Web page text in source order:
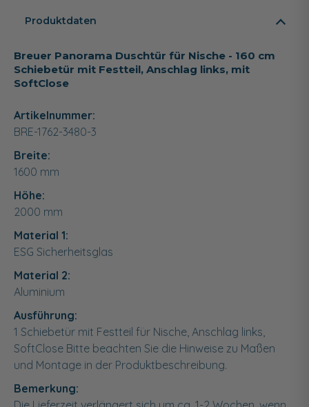
Produktdaten
Breuer Panorama Duschtür für Nische - 160 cm
Schiebetür mit Festteil, Anschlag links, mit
SoftClose
Artikelnummer:
BRE-1762-3480-3
Breite:
1600 mm
Höhe:
2000 mm
Material 1:
ESG Sicherheitsglas
Material 2:
Aluminium
Ausführung:
1 Schiebetür mit Festteil für Nische, Anschlag links,
SoftClose Bitte beachten Sie die Hinweise zu Maßen
und Montage in der Produktbeschreibung.
Bemerkung: